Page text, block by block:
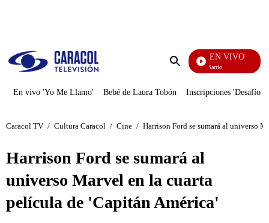
Enviar
EN VIVO
María La Del Barrio
En vivo 'Yo Me Llamo' Bebé de Laura Tobón Inscripciones 'Desafío'
Caracol TV / Cultura Caracol / Cine / Harrison Ford se sumará al universo
Harrison Ford se sumará al
universo Marvel en la cuarta
película de 'Capitán América'